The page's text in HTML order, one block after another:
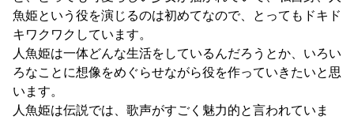
魚姫という役を演じるのは初めてなので、とってもドキド
キワクワクしています。
人魚姫は一体どんな生活をしているんだろうとか、いろい
ろなことに想像をめぐらせながら役を作っていきたいと思
います。
人魚姫は伝説では、歌声がすごく魅力的と言われていま